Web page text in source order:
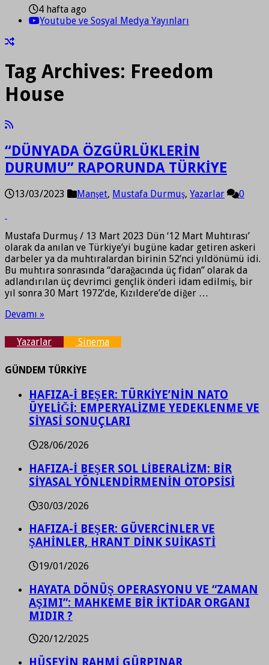
4 hafta ago
Youtube ve Sosyal Medya Yayınları
Tag Archives: Freedom
House
“DÜNYADA ÖZGÜRLÜKLERİN
DURUMU” RAPORUNDA TÜRKİYE
13/03/2023 Manşet, Mustafa Durmuş, Yazarlar 0
Mustafa Durmuş / 13 Mart 2023 Dün ‘12 Mart Muhtırası’
olarak da anılan ve Türkiye’yi bugüne kadar getiren askeri
darbeler ya da muhtıralardan birinin 52’nci yıldönümü idi.
Bu muhtıra sonrasında “darağacında üç fidan” olarak da
adlandırılan üç devrimci gençlik önderi idam edilmiş, bir
yıl sonra 30 Mart 1972’de, Kızıldere’de diğer …
Devamı »
Yazarlar Sinema
GÜNDEM TÜRKİYE
HAFIZA-İ BEŞER: TÜRKİYE’NİN NATO
ÜYELİĞİ: EMPERYALİZME YEDEKLENME VE
SİYASİ SONUÇLARI
28/06/2026
HAFIZA-İ BEŞER SOL LİBERALİZM: BİR
SİYASAL YÖNLENDİRMENİN OTOPSİSİ
30/03/2026
HAFIZA-İ BEŞER: GÜVERCİNLER VE
ŞAHİNLER, HRANT DİNK SUİKASTİ
19/01/2026
HAYATA DÖNÜŞ OPERASYONU VE “ZAMAN
AŞIMI”: MAHKEME BİR İKTİDAR ORGANI
MIDIR ?
20/12/2025
HÜSEYİN RAHMİ GÜRPINAR